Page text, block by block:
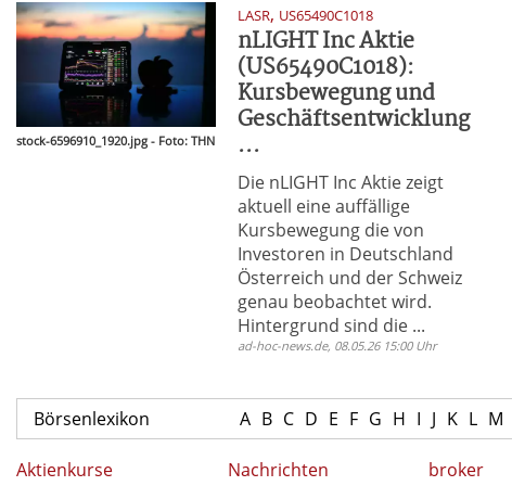
stock-6596910_1920.jpg - Foto: THN
LASR, US65490C1018
nLIGHT Inc Aktie
(US65490C1018):
Kursbewegung und
Geschäftsentwicklung
...
Die nLIGHT Inc Aktie zeigt
aktuell eine auffällige
Kursbewegung die von
Investoren in Deutschland
Österreich und der Schweiz
genau beobachtet wird.
Hintergrund sind die ...
ad-hoc-news.de, 08.05.26 15:00 Uhr
Börsenlexikon A B C D E F G H I J K L M
Aktienkurse Nachrichten broker